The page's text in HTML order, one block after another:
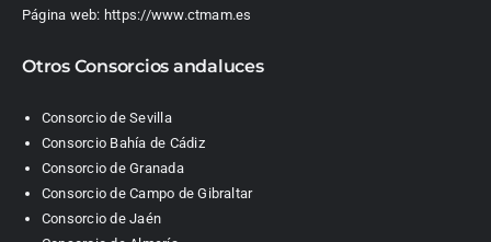
Página web: https://www.ctmam.es
Otros Consorcios andaluces
Consorcio de Sevilla
Consorcio Bahía de Cádiz
Consorcio de Granada
Consorcio de Campo de Gibraltar
Consorcio de Jaén